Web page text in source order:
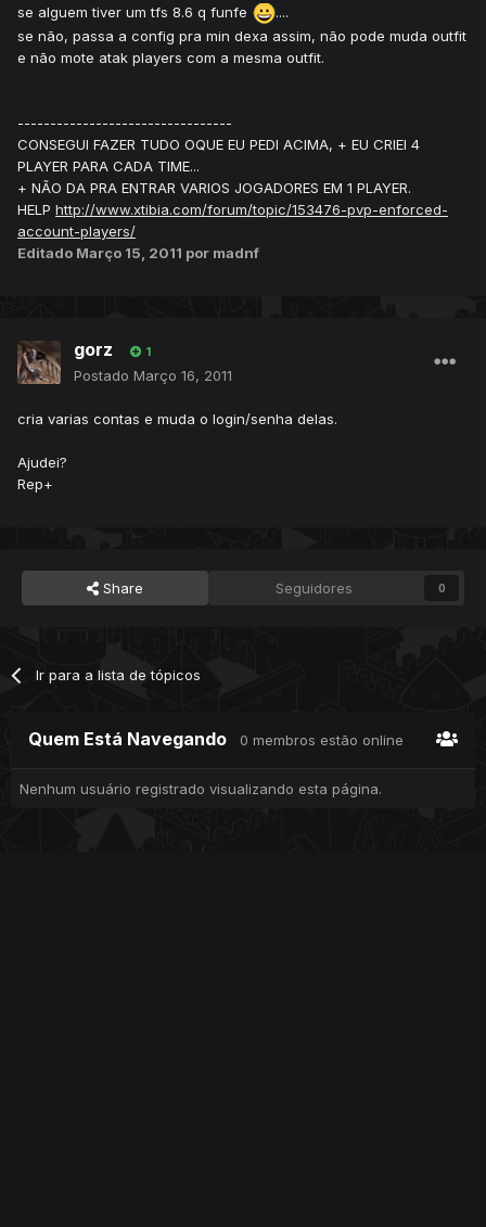
se alguem tiver um tfs 8.6 q funfe
....
se não, passa a config pra min dexa assim, não pode muda outfit
e não mote atak players com a mesma outfit.
---------------------------------
CONSEGUI FAZER TUDO OQUE EU PEDI ACIMA, + EU CRIEI 4
PLAYER PARA CADA TIME...
+ NÃO DA PRA ENTRAR VARIOS JOGADORES EM 1 PLAYER.
HELP http://www.xtibia.com/forum/topic/153476-pvp-enforced-
account-players/
Editado Março 15, 2011 por madnf
gorz 1
Postado Março 16, 2011
cria varias contas e muda o login/senha delas.
Ajudei?
Rep+
Share Seguidores 0
Ir para a lista de tópicos
Quem Está Navegando 0 membros estão online
Nenhum usuário registrado visualizando esta página.